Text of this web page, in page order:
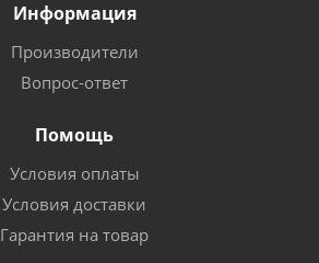
Информация
Производители
Вопрос-ответ
Помощь
Условия оплаты
Условия доставки
Гарантия на товар